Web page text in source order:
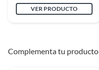
VER PRODUCTO
Complementa tu producto